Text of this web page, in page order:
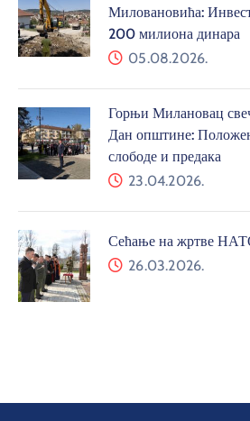
Миловановића:
200 милиона динара
05.08.2026.
Горњи Милановац
Дан општине:
слободе и предака
23.04.2026.
Сећање на жртве
26.03.2026.